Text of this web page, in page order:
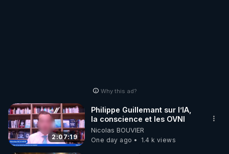
Why this ad?
2:07:19
Philippe Guillemant sur l’IA,
la conscience et les OVNI
Nicolas BOUVIER
One day ago
1.4 k views